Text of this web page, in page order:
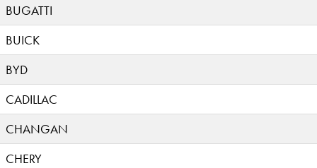
BUGATTI
BUICK
BYD
CADILLAC
CHANGAN
CHERY